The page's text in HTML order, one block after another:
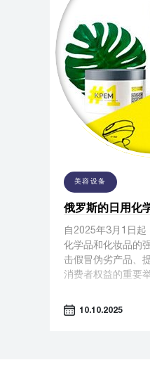
美容设备
俄罗斯的日用化
自2025年3月1日起
化学品和化妆品的
击假冒伪劣产品、
消费者权益的重要举
10.10.2025